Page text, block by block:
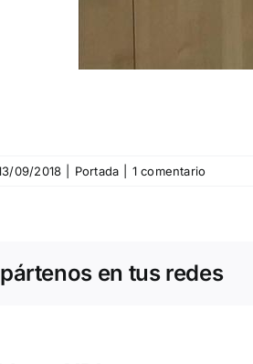
09/2018 Portada 1 comentario
en tus redes